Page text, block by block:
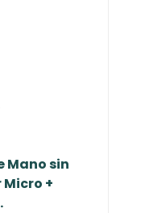
Mano sin
+